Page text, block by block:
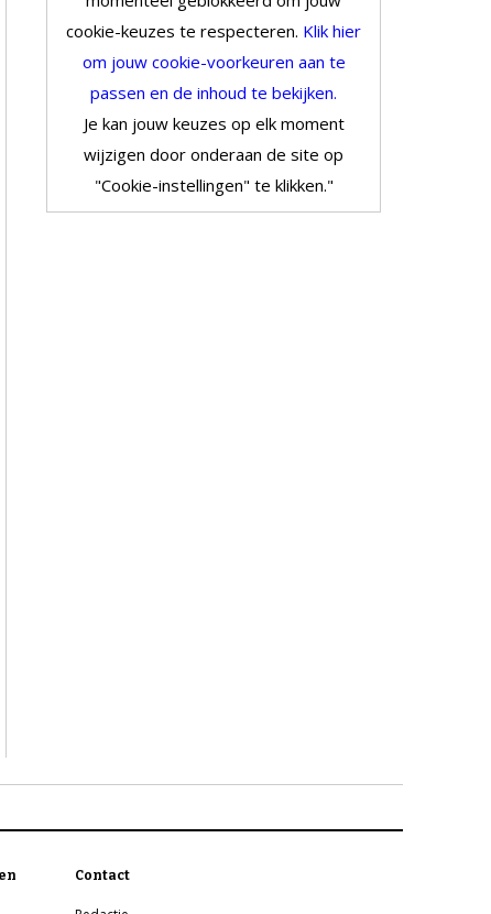
cookie-keuzes te respecteren. Klik hier
om jouw cookie-voorkeuren aan te
passen en de inhoud te bekijken.
Je kan jouw keuzes op elk moment
wijzigen door onderaan de site op
"Cookie-instellingen" te klikken."
Contact